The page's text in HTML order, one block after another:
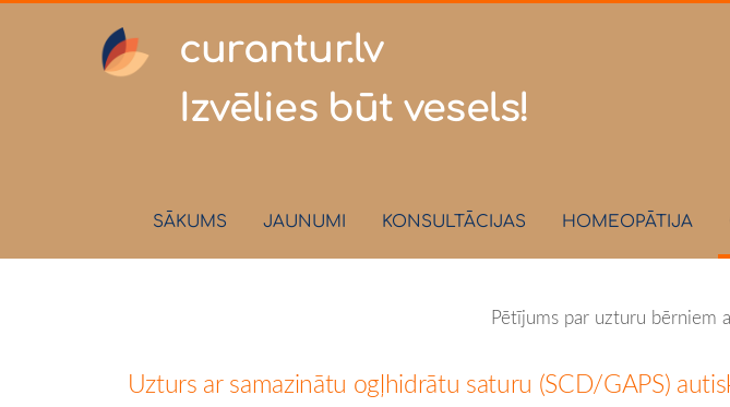
curantur.lv
Izvēlies būt vesels!
SĀKUMS JAUNUMI KONSULTĀCIJAS HOMEOPĀTIJA
Pētījums par uzturu bērniem
Uzturs ar samazinātu ogļhidrātu saturu (SCD/GAPS)